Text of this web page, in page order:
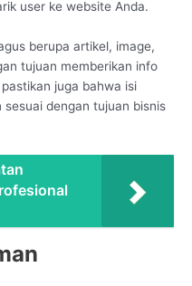
user ke website Anda.
berupa artikel, image,
tujuan memberikan info
juga bahwa isi
dengan tujuan bisnis